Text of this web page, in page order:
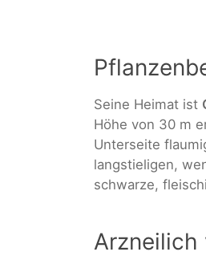
Seine Heimat ist
Höhe von 30 m
Unterseite
langstieligen,
schwarze,
Arzneilich